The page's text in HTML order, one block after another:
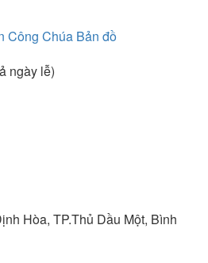
Công Chúa Bản đồ
ngày lễ)
Hòa, TP.Thủ Dầu Một, Bình